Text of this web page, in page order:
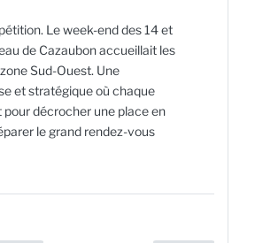
Le week-end des 14 et
de Cazaubon accueillait les
Sud-Ouest. Une
et stratégique où chaque
décrocher une place en
le grand rendez-vous